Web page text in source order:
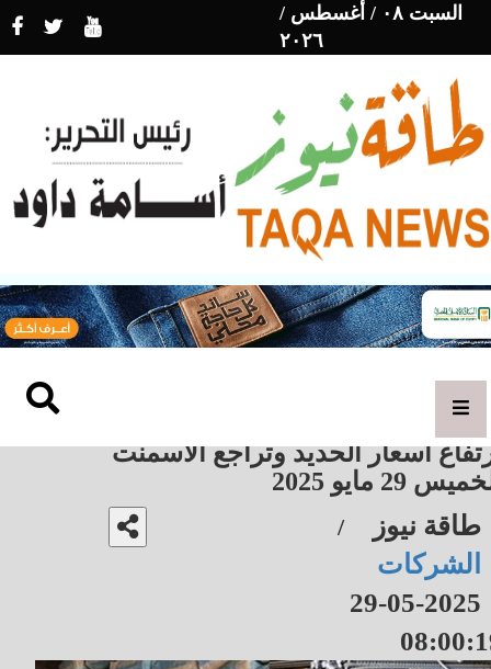
السبت ٠٨ / أغسطس /
٢٠٢٦
أسعار الحديد وتراجع الأسمنت
29 مايو 2025
طاقة نيوز /
الشركات
2025-05-29